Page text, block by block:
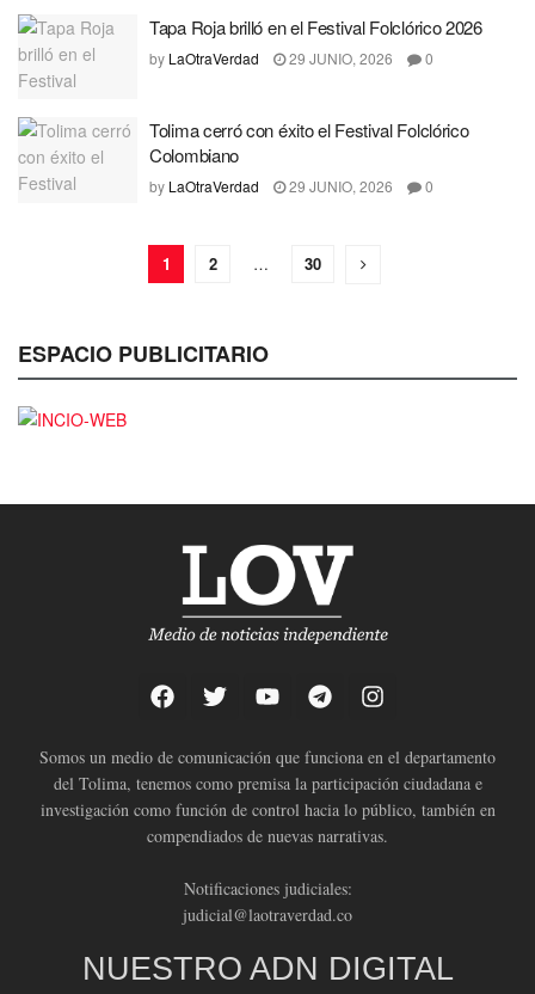
Tapa Roja brilló en el Festival Folclórico 2026
by LaOtraVerdad 29 JUNIO, 2026 0
Tolima cerró con éxito el Festival Folclórico
Colombiano
by LaOtraVerdad 29 JUNIO, 2026 0
1 2 … 30
ESPACIO PUBLICITARIO
Somos un medio de comunicación que funciona en el departamento
del Tolima, tenemos como premisa la participación ciudadana e
investigación como función de control hacia lo público, también en
compendiados de nuevas narrativas.
Notificaciones judiciales:
judicial@laotraverdad.co
NUESTRO ADN DIGITAL